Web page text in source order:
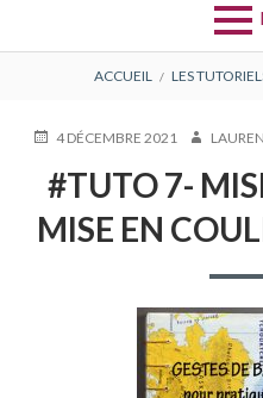
EN
D'ARIANE
ACCUEIL LES
PUBLIÉ4 DÉCEMBRE 2021 AUTEUR
#TUTO 7-
MISE EN